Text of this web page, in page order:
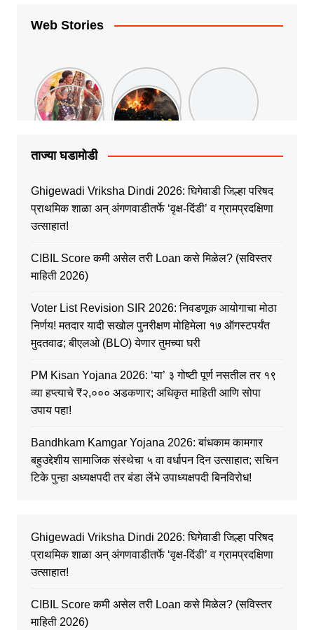
Web Stories
ताज्या घडामोडी
Ghigewadi Vriksha Dindi 2026: घिगेवाडी जिल्हा परिषद
प्राथमिक शाळा अन् अंगणवाडीतर्फे ‘वृक्ष-दिंडी’ व ग्रामप्रदक्षिणा
उत्साहात!
CIBIL Score कमी असेल तरी Loan कसे मिळेल? (सविस्तर
माहिती 2026)
Voter List Revision SIR 2026: निवडणूक आयोगाचा मोठा
निर्णय! मतदार यादी सखोल पुनरीक्षण मोहिमेला १७ ऑगस्टपर्यंत
मुदतवाढ; बीएलओ (BLO) येणार तुमच्या घरी
PM Kisan Yojana 2026: ‘या’ ३ गोष्टी पूर्ण नसतील तर १९
व्या हप्त्याचे ₹२,००० अडकणार; अधिकृत माहिती आणि सोपा
उपाय पहा!
Bandhkam Kamgar Yojana 2026: बांधकाम कामगार
बहुउद्देशीय सामाजिक संस्थेचा ५ वा वर्धापन दिन उत्साहात; सचिन
टिके पुन्हा अध्यक्षपदी तर बंडा लेंभे उपाध्यक्षपदी बिनविरोध!
Ghigewadi Vriksha Dindi 2026: घिगेवाडी जिल्हा परिषद
प्राथमिक शाळा अन् अंगणवाडीतर्फे ‘वृक्ष-दिंडी’ व ग्रामप्रदक्षिणा
उत्साहात!
CIBIL Score कमी असेल तरी Loan कसे मिळेल? (सविस्तर
माहिती 2026)